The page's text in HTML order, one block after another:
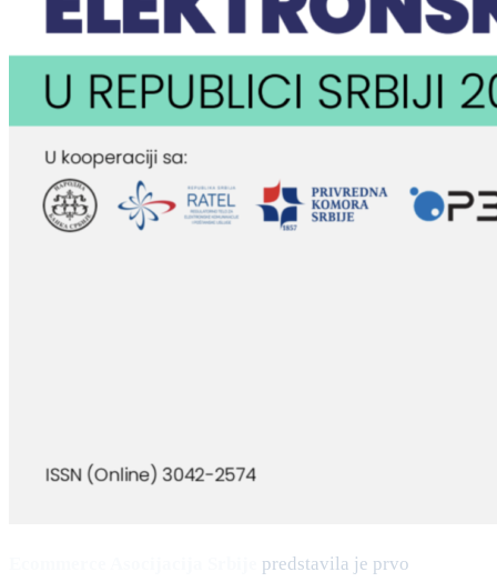
predstavila je prvo